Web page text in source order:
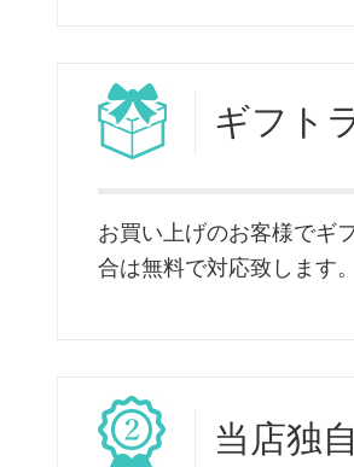
ギフト
お買い上げのお客様でギ
合は無料で対応致します。
当店独自